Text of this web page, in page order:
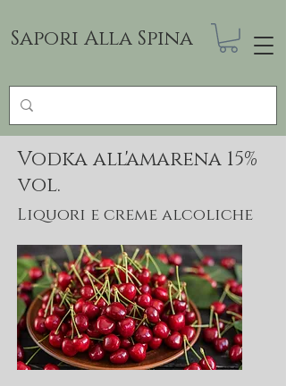
Sapori Alla Spina
Vodka all'amarena 15%
vol.
Liquori e creme alcoliche